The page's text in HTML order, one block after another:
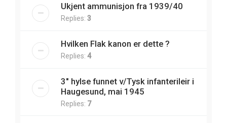
Ukjent ammunisjon fra 1939/40
Replies: 3
Hvilken Flak kanon er dette ?
Replies: 4
3" hylse funnet v/Tysk infanterileir i
Haugesund, mai 1945
Replies: 7